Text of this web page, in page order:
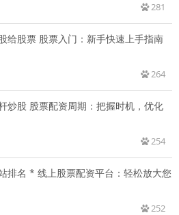
281
给股票 股票入门：新手快速上手指南
264
炒股 股票配资周期：把握时机，优化
254
排名 * 线上股票配资平台：轻松放大您
252